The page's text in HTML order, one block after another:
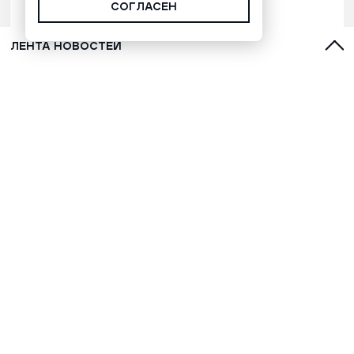
ЛЕНТА НОВОСТЕЙ
СОГЛАСЕН